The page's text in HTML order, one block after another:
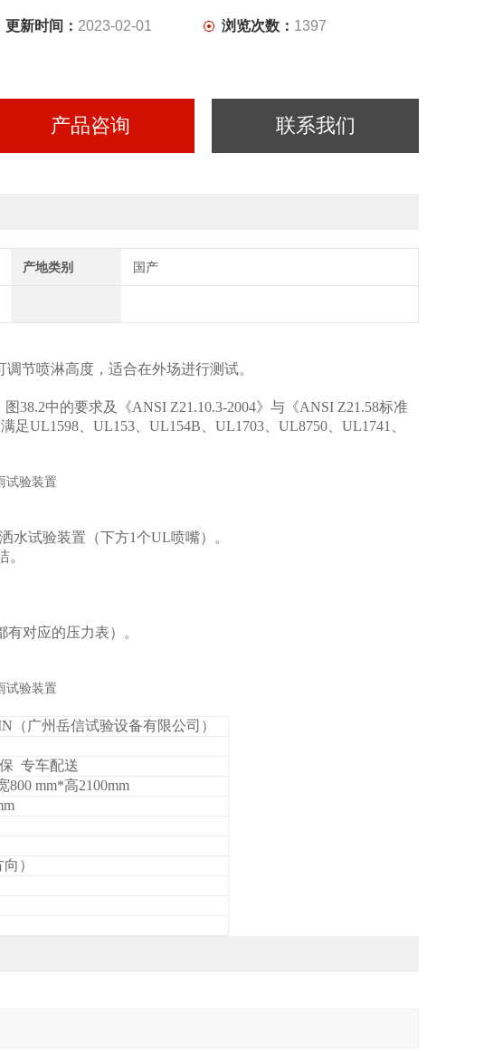
更新时间： 2023-02-01 浏览次数： 1397
产品咨询 联系我们
产地类别 国产
节喷淋高度，适合在外场进行测试。
图38.2中的要求及《ANSI Z21.10.3-2004》与《ANSI Z21.58标准
足UL1598 UL153 UL154B UL1703 UL8750 UL1741
水试验装置（下方1个UL喷嘴）。
。
对应的压力表）。
（广州岳信试验设备有限公司）
专车配送
800 mm*高2100mm
）